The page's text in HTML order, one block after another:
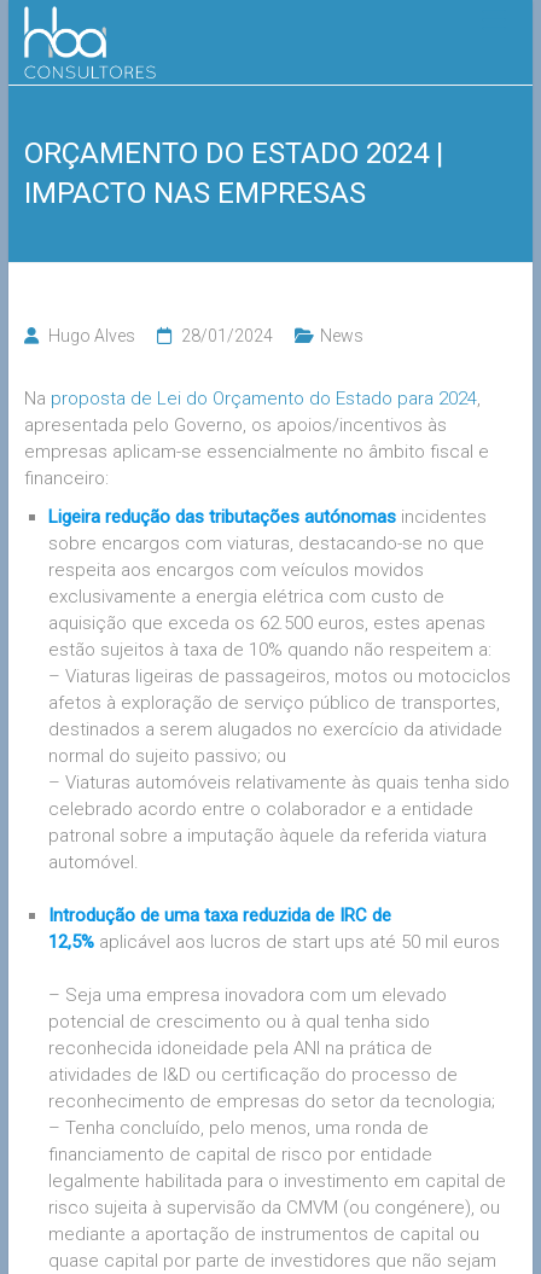
Skip
content
HBA
Consultores
ORÇAMENTO DO ESTADO 2024 |
IMPACTO NAS EMPRESAS
Hugo Alves 28/01/2024 News
Na proposta de Lei do Orçamento do Estado para 2024,
apresentada pelo Governo, os apoios/incentivos às
empresas aplicam-se essencialmente no âmbito fiscal e
financeiro:
Ligeira redução das tributações autónomas incidentes
sobre encargos com viaturas, destacando-se no que
respeita aos encargos com veículos movidos
exclusivamente a energia elétrica com custo de
aquisição que exceda os 62.500 euros, estes apenas
estão sujeitos à taxa de 10% quando não respeitem a:
– Viaturas ligeiras de passageiros, motos ou motociclos
afetos à exploração de serviço público de transportes,
destinados a serem alugados no exercício da atividade
normal do sujeito passivo; ou
– Viaturas automóveis relativamente às quais tenha sido
celebrado acordo entre o colaborador e a entidade
patronal sobre a imputação àquele da referida viatura
automóvel.
Introdução de uma taxa reduzida de IRC de
12,5%aplicável aos lucros de start ups até 50 mil euros
– Seja uma empresa inovadora com um elevado
potencial de crescimento ou à qual tenha sido
reconhecida idoneidade pela ANI na prática de
atividades de I&D ou certificação do processo de
reconhecimento de empresas do setor da tecnologia;
– Tenha concluído, pelo menos, uma ronda de
financiamento de capital de risco por entidade
legalmente habilitada para o investimento em capital de
risco sujeita à supervisão da CMVM (ou congénere), ou
mediante a aportação de instrumentos de capital ou
quase capital por parte de investidores que não sejam